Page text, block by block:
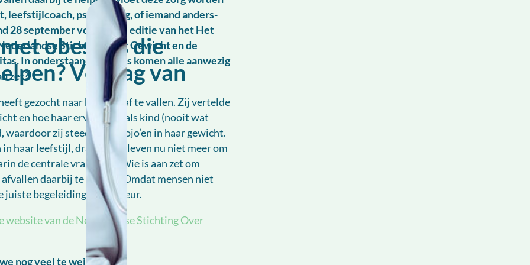
obesitas die
Verslag van
leefstijlcoach, psycholoog, of iemand anders-
28 september vond de 2e editie van het Het
Stichting Over Gewicht en de
In onderstaande video’s komen alle aanwezig
zet?’
gezocht naar hulp om af te vallen. Zij vertelde
en hoe haar ervaringen als kind (nooit wat
zij steeds bleef jojo’en in haar gewicht.
haar leefstijl, draait haar leven nu niet meer om
de centrale vraag was: Wie is aan zet om
daarbij te helpen? Omdat mensen niet
juiste begeleiding, zoals Fleur.
website van de Nederlandse Stichting Over
nog veel te weinig